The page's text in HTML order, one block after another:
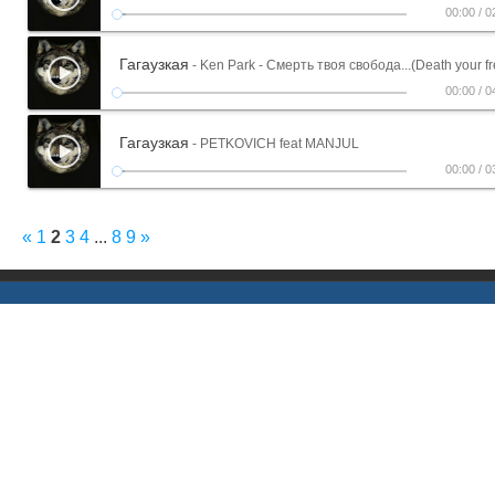
00:00 /
Гагаузкая - Ken Park - Смерть твоя свобода...(Death your
00:00 /
Гагаузкая - PETKOVICH feat MANJUL
00:00 /
« 1 2 3 4 ... 8 9 »